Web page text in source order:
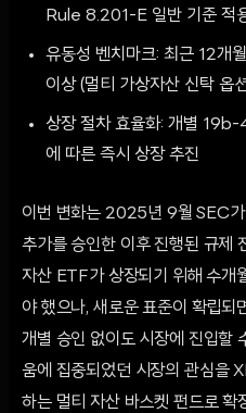
Rule 8.201-E 일반 기준 적
유동성 벤치마크: 최근 12개
이상 (멀티 가상자산 신탁 옵
상장 절차 효율화: 개별 19b-
에 따른 즉시 상장 추진
이번 변화는 2025년 9월 SEC가
추가를 승인한 이후 진행된 규제
자산 ETF가 상장되기 위해 수개
야 했으나, 새로운 표준이 확립되
개별 승인 없이도 시장에 진입할
움에 집중되었던 시장의 관심을
하는 멀티 자산 바스켓 펀드로 확